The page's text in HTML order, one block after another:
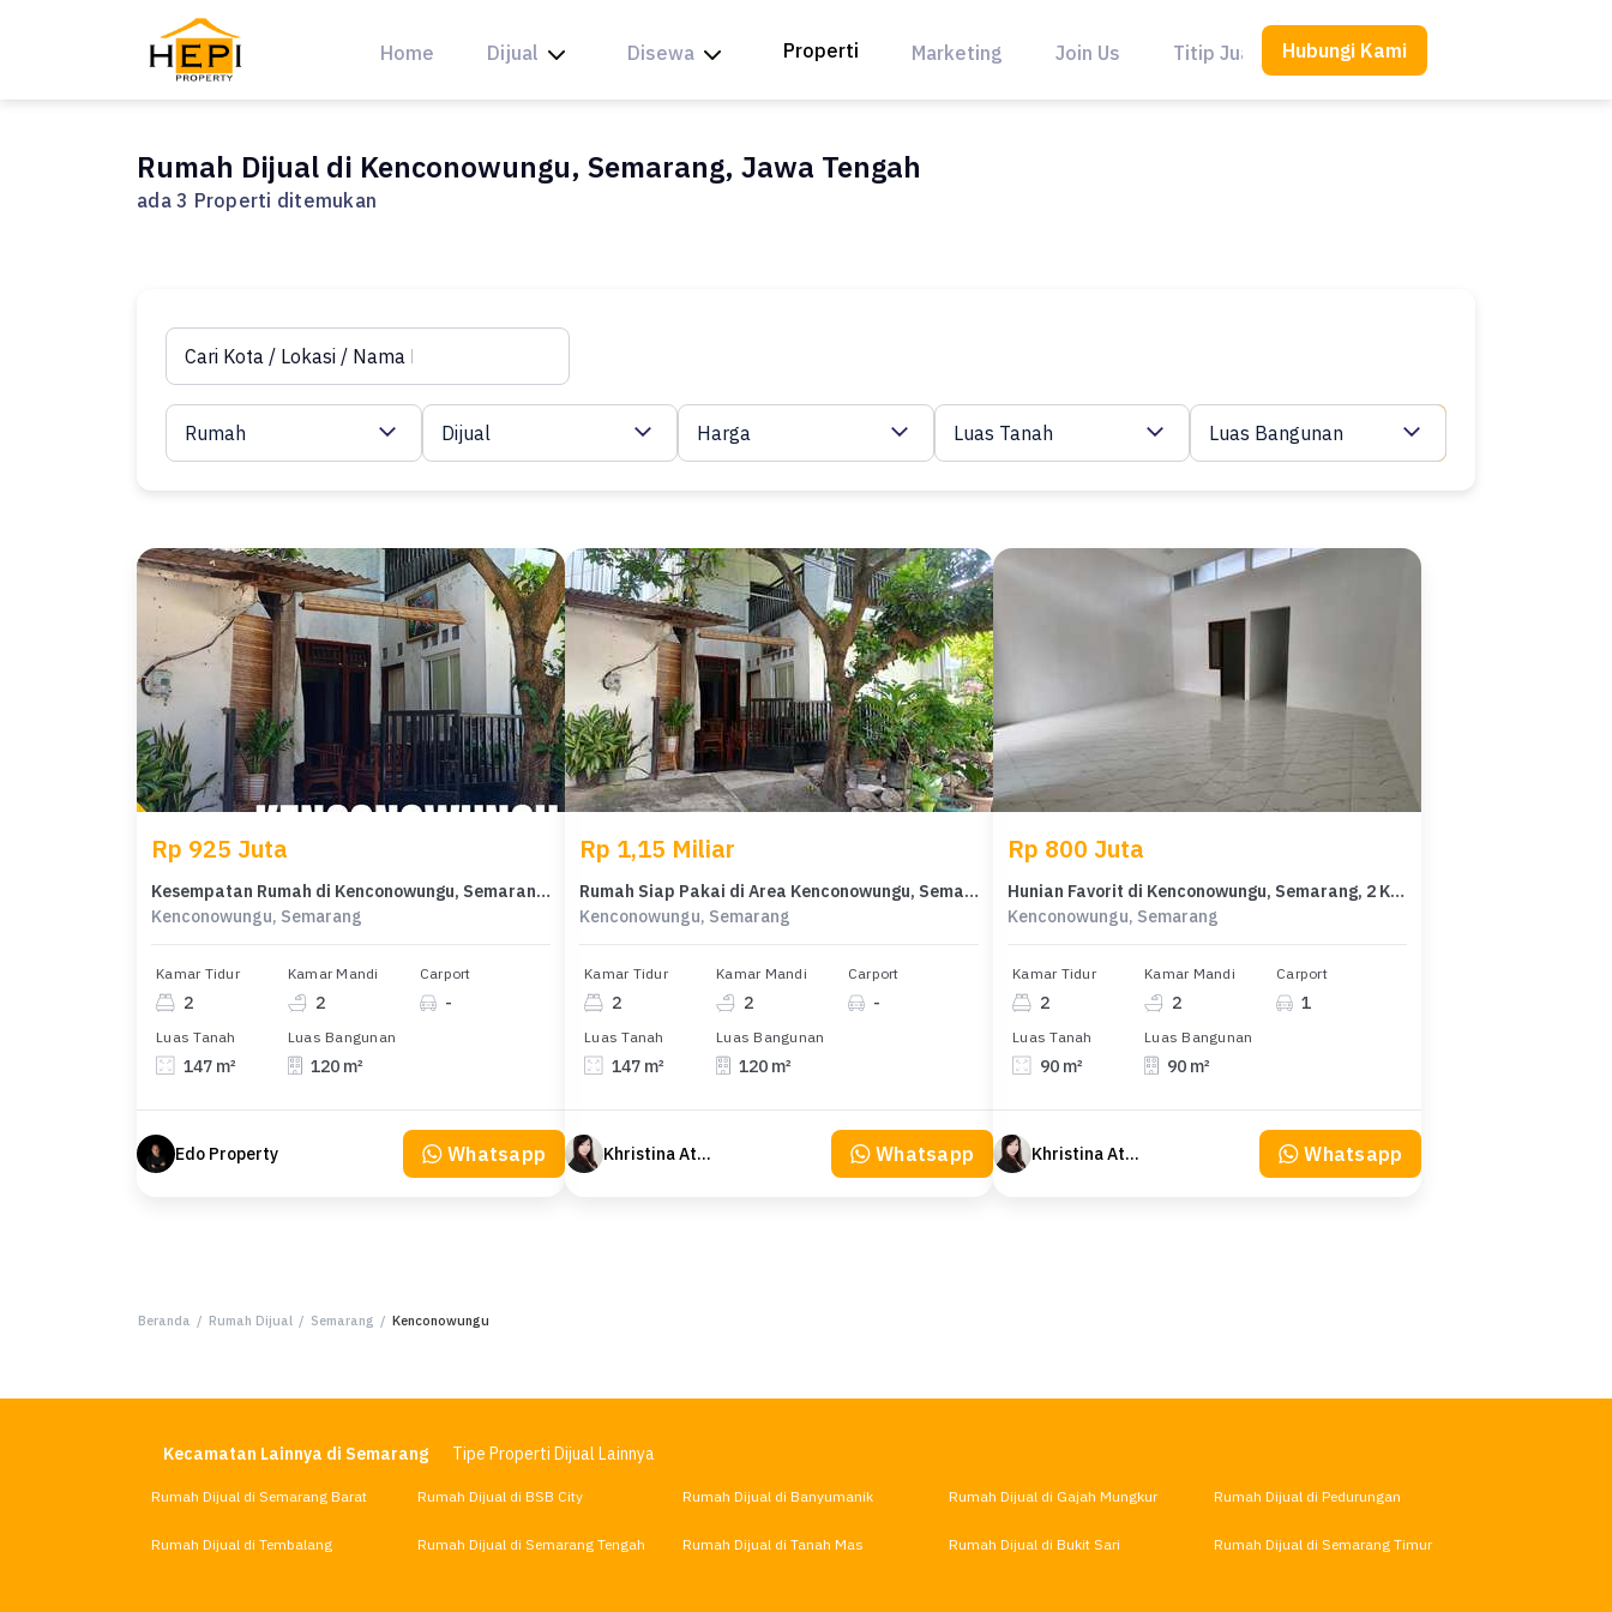
Home Dijual Disewa Properti Marketing Join Us Titip Jual Hubungi Kami
Rumah Dijual di Kenconowungu, Semarang, Jawa Tengah
ada 3 Properti ditemukan
Rumah Dijual Harga Luas Tanah Luas Bangunan
Rp 925 Juta
Kesempatan Rumah di Kenconowungu, Semarang, LB 120m², Harga 925 Juta
Kenconowungu, Semarang
Kamar Tidur
2
Kamar Mandi
2
Carport
-
Luas Tanah
147 m²
Luas Bangunan
120 m²
Edo Property Whatsapp
Rp 1,15 Miliar
Rumah Siap Pakai di Area Kenconowungu, Semarang, LT 147m²
Kenconowungu, Semarang
Kamar Tidur
2
Kamar Mandi
2
Carport
-
Luas Tanah
147 m²
Luas Bangunan
120 m²
Khristina Atmodjo Whatsapp
Rp 800 Juta
Hunian Favorit di Kenconowungu, Semarang, 2 KT, Harga 800 Juta
Kenconowungu, Semarang
Kamar Tidur
2
Kamar Mandi
2
Carport
1
Luas Tanah
90 m²
Luas Bangunan
90 m²
Khristina Atmodjo Whatsapp
Beranda / Rumah Dijual / Semarang / Kenconowungu
Kecamatan Lainnya di Semarang Tipe Properti Dijual Lainnya
Rumah Dijual di Semarang Barat Rumah Dijual di BSB City Rumah Dijual di Banyumanik Rumah Dijual di Gajah Mungkur Rumah Dijual di Pedurungan
Rumah Dijual di Tembalang Rumah Dijual di Semarang Tengah Rumah Dijual di Tanah Mas Rumah Dijual di Bukit Sari Rumah Dijual di Semarang Timur